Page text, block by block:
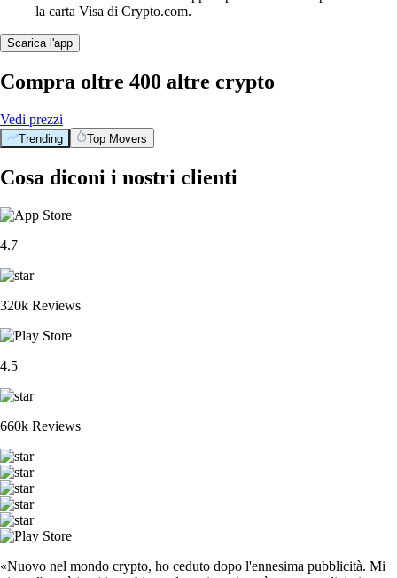
la carta Visa di Crypto.com.
Scarica l'app
Compra oltre 400 altre crypto
Vedi prezzi
Trending Top Movers
Cosa diconi i nostri clienti
4.7
320k Reviews
4.5
660k Reviews
«Nuovo nel mondo crypto, ho ceduto dopo l'ennesima pubblicità. Mi